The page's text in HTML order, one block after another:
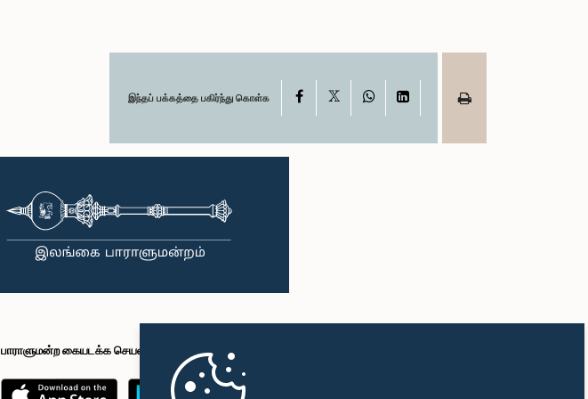
இந்தப் பக்கத்தை பகிர்ந்து கொள்க Facebook WhatsAppLinkedIn
பாராளுமன்ற கையடக்க செயலி